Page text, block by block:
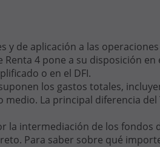
y de aplicación a las
4 pone a su disposición
o en el DFI.
los gastos totales,
La principal diferencia del
la intermediación de los
Para saber sobre qué